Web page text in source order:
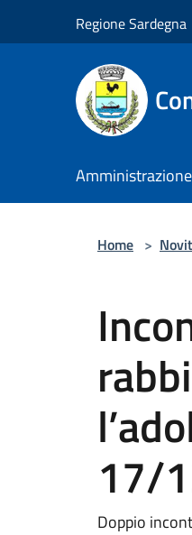
Regione Sardegna
Amministrazione
Home >
17/
Doppio